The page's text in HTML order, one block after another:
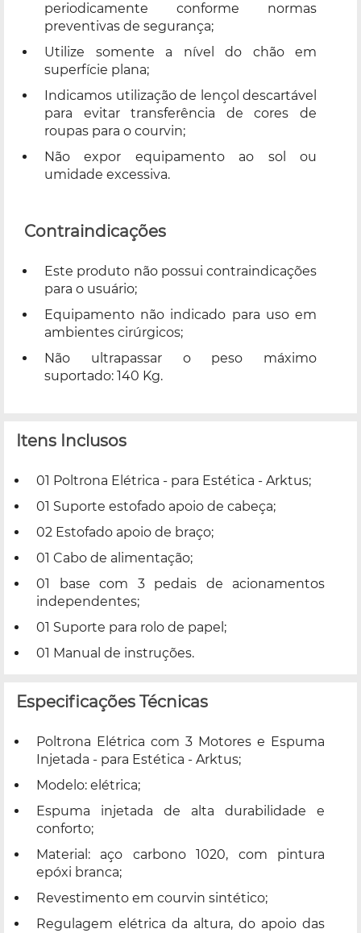
periodicamente conforme normas
preventivas de segurança;
Utilize somente a nível do chão em
superfície plana;
Indicamos utilização de lençol descartável
para evitar transferência de cores de
roupas para o courvin;
Não expor equipamento ao sol ou
umidade excessiva.
Contraindicações
Este produto não possui contraindicações
para o usuário;
Equipamento não indicado para uso em
ambientes cirúrgicos;
Não ultrapassar o peso máximo
suportado: 140 Kg.
Itens Inclusos
01 Poltrona Elétrica - para Estética - Arktus;
01 Suporte estofado apoio de cabeça;
02 Estofado apoio de braço;
01 Cabo de alimentação;
01 base com 3 pedais de acionamentos
independentes;
01 Suporte para rolo de papel;
01 Manual de instruções.
Especificações Técnicas
Poltrona Elétrica com 3 Motores e Espuma
Injetada - para Estética - Arktus;
Modelo: elétrica;
Espuma injetada de alta durabilidade e
conforto;
Material: aço carbono 1020, com pintura
epóxi branca;
Revestimento em courvin sintético;
Regulagem elétrica da altura, do apoio das